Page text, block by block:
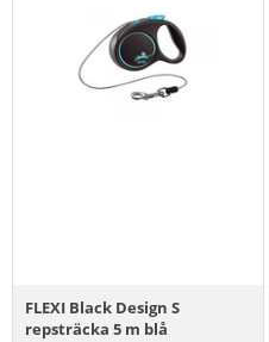
FLEXI Black Design S
repsträcka 5 m blå